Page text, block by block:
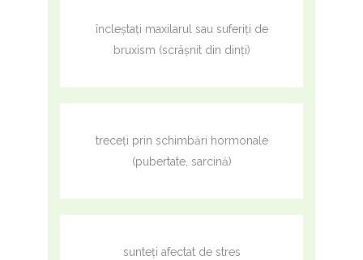
încleștați maxilarul sau suferiți de
bruxism (scrâșnit din dinți)
treceți prin schimbări hormonale
(pubertate, sarcină)
sunteți afectat de stres